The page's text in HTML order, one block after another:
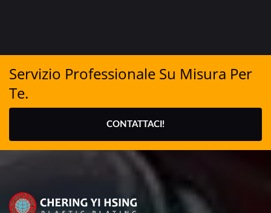
Servizio Professionale Su Misura Per
Te.
CONTATTACI!